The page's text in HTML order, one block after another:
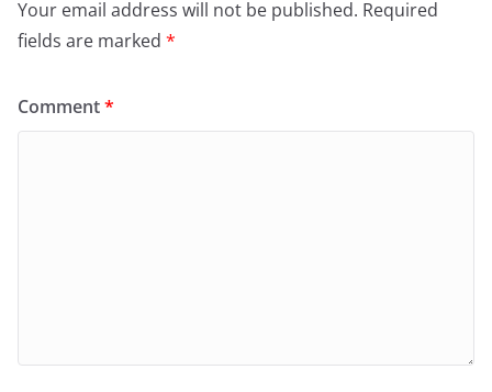
Your email address will not be published. Required
fields are marked *
Comment*